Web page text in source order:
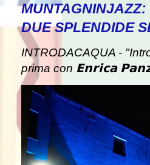
DUE SPLENDIDE
INTRODACAQUA -
prima con 𝗘𝗻𝗿𝗶𝗰𝗮